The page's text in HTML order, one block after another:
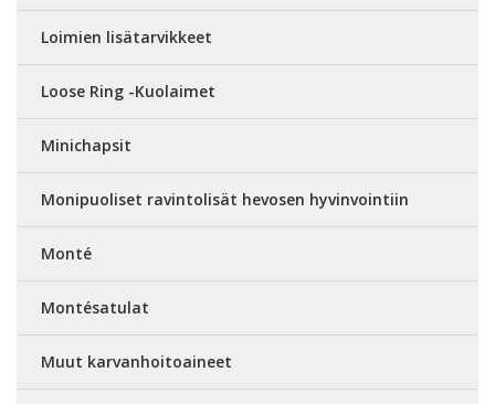
Loimien lisätarvikkeet
Loose Ring -Kuolaimet
Minichapsit
Monipuoliset ravintolisät hevosen hyvinvointiin
Monté
Montésatulat
Muut karvanhoitoaineet